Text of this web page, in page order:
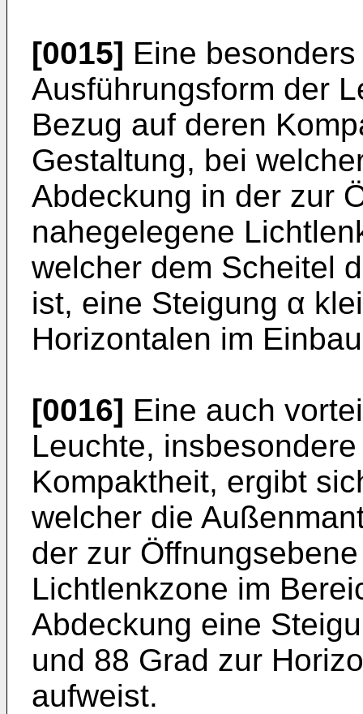
[0015] Eine
Ausführungsform der
Bezug auf deren
Gestaltung, bei
Abdeckung in der zur
nahegelegene
welcher dem Scheitel
ist, eine Steigung α
Horizontalen im
[0016] Eine auch
Leuchte,
Kompaktheit, ergibt
welcher die
der zur
Lichtlenkzone im
Abdeckung eine
und 88 Grad zur
aufweist.